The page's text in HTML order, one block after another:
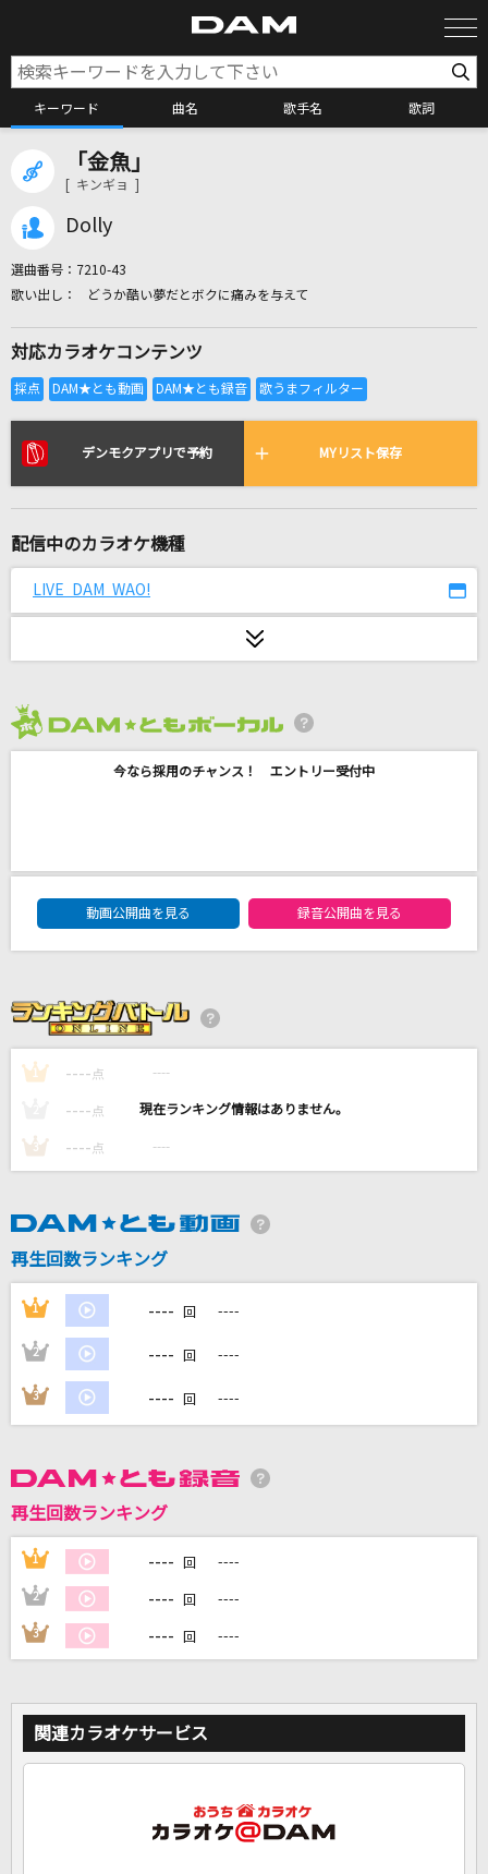
キーワード 曲名 歌手名 歌詞
全国りれき
リアルタイムで歌われている曲の一覧
Song for…
美しい鰭(名探偵コナンアニメバージョン)
アイワナムチュー feat. asmi,すりぃ
マカロニえんぴつ
Soranji
Mrs. GREEN APPLE
猫日
Official髭男dism
カラオケ最新情報をチェック！
「金魚」
[ キンギョ ]
Dolly
選曲番号： 7210-43
どうか酷い夢だとボクに痛みを与えて
対応カラオケコンテンツ
デンモクアプリで予約 MYリスト保存
配信中のカラオケ機種
LIVE DAM WAO!
今なら採用のチャンス！ エントリー受付中
DAM★ともボーカルエントリーランキング
動画公開曲を見る
録音公開曲を見る
1 ---- 点 ----
---- 点 ----
3 ---- 点 ----
再生回数ランキング
1 ---- 回 ----
2 ---- 回 ----
3 ---- 回 ----
再生回数ランキング
1 ---- 回 ----
2 ---- 回 ----
3 ---- 回 ----
関連カラオケサービス